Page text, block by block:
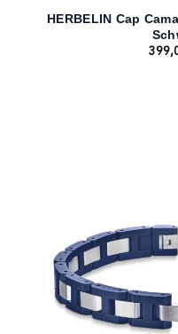
HERBELIN Cap